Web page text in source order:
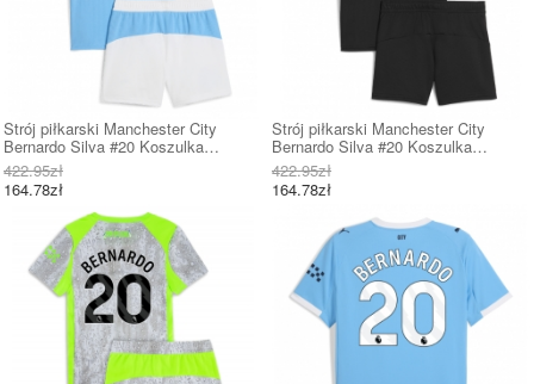
Strój piłkarski Manchester City
Bernardo Silva #20 Koszulka
Podstawowej dziecięce 2025-26
Krótki Rękaw (+ Krótkie spodenki)
422.95zł
164.78zł
Strój piłkarski Manchester City
Bernardo Silva #20 Koszulka
Wyjazdowej dziecięce 2025-26 Krótki
Rękaw (+ Krótkie spodenki)
422.95zł
164.78zł